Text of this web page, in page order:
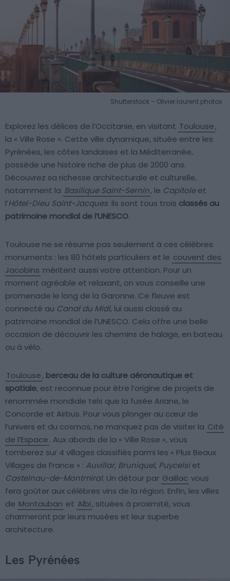
Shutterstock – Olivier.laurent.photos
Explorez les délices de l’Occitanie, en visitant Toulouse,
la « Ville Rose ». Cette ville dynamique, située entre les
Pyrénées, les côtes landaises et la Méditerranée,
possède une histoire riche de plus de 2000 ans.
Découvrez sa richesse architecturale et culturelle,
notamment la Basilique Saint-Sernin, le Capitoleet
l’Hôtel-Dieu Saint-Jacques. Ils sont tous trois classés au
patrimoine mondial de l’UNESCO.
Toulouse ne se résume pas seulement à ces célèbres
monuments : les 80 hôtels particuliers et le couvent des
Jacobins méritent aussi votre attention. Pour un
moment agréable et relaxant, on vous conseille une
promenade le long de la Garonne. Ce fleuve est
connecté au Canal du Midi, lui aussi classé au
patrimoine mondial de l’UNESCO. Cela offre une belle
occasion de découvrir les chemins de halage, en bateau
ou à vélo.
Toulouse, berceau de la culture aéronautique et
spatiale, est reconnue pour être l’origine de projets de
renommée mondiale tels que la fusée Ariane, le
Concorde et Airbus. Pour vous plonger au cœur de
l’univers et du cosmos, ne manquez pas de visiter la Cité
de l’Espace. Aux abords de la « Ville Rose », vous
tomberez sur 4 villages classifiés parmi les « Plus Beaux
Villages de France » : Auvillar, Bruniquel, Puycelsiet
Castelnau-de-Montmiral. Un détour par Gaillac vous
fera goûter aux célèbres vins de la région. Enfin, les villes
de Montauban et Albi, situées à proximité, vous
charmeront par leurs musées et leur superbe
architecture.
Les Pyrénées